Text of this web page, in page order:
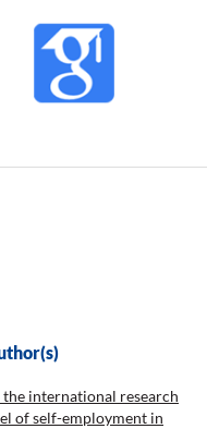
international research
of self-employment in